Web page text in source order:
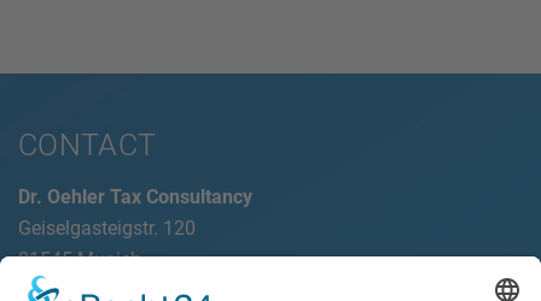
CONTACT
Dr. Oehler Tax Consultancy
Geiselgasteigstr. 120
81545 Munich
Phone: +49 (0)89/ 790869-0